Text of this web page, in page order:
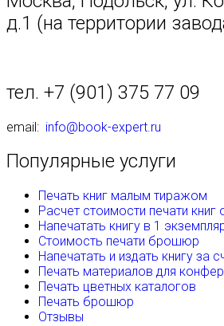
д.1 (на территории
тел. +7 (901) 375 77 09
email: info@book-expert.ru
Популярные услуги
Печать книг малым тиражом
Расчет стоимости печати книг
Напечатать книгу в 1
Стоимость печати брошюр
Напечатать и издать книгу за
Печать материалов для
Печать цветных каталогов
Печать брошюр
Отзывы